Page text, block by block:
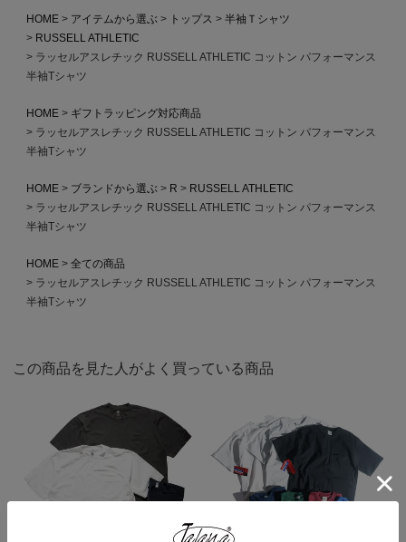
HOME アイテムから選ぶ トップス
半袖Ｔシャツ
RUSSELL ATHLETIC
ラッセルアスレチック RUSSELL ATHLETIC コットン パフォーマンス
半袖Tシャツ
HOME
ギフトラッピング対応商品
ラッセルアスレチック RUSSELL ATHLETIC コットン パフォーマンス
半袖Tシャツ
HOME ブランドから選ぶ R
RUSSELL ATHLETIC
ラッセルアスレチック RUSSELL ATHLETIC コットン パフォーマンス
半袖Tシャツ
HOME
全ての商品
ラッセルアスレチック RUSSELL ATHLETIC コットン パフォーマンス
半袖Tシャツ
この商品を見た人がよく買っている商品